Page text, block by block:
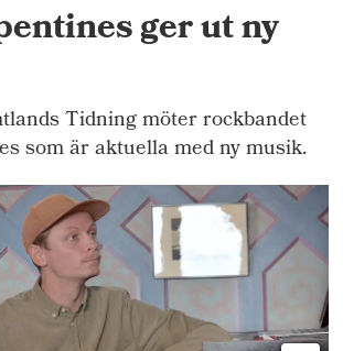
ger ut ny
Tidning möter rockbandet
som är aktuella med ny musik.